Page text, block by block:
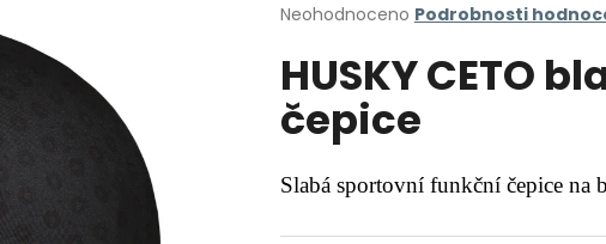
Průměrné
produktu
je
0,0
z
hvězdiček.
Neohodnoceno Podrobnosti
HUSKY CETO
čepice
Slabá sportovní funkční čepice
HLEDAT
Doporučujeme